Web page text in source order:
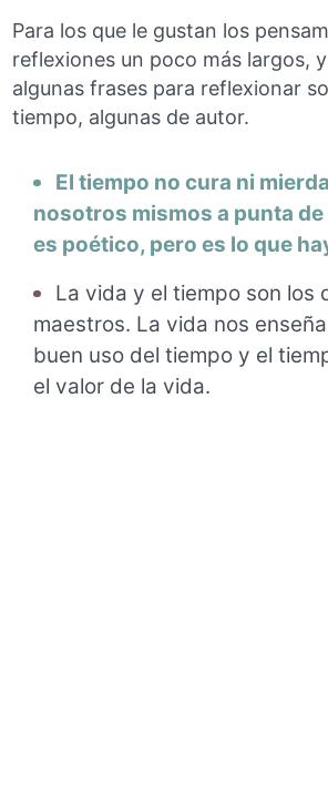
Para los que le gustan los
reflexiones un poco más largos,
algunas frases para reflexionar
tiempo, algunas de autor.
El tiempo no cura ni
nosotros mismos a punta
es poético, pero es lo que
La vida y el tiempo son los
maestros. La vida nos
buen uso del tiempo y el
el valor de la vida.